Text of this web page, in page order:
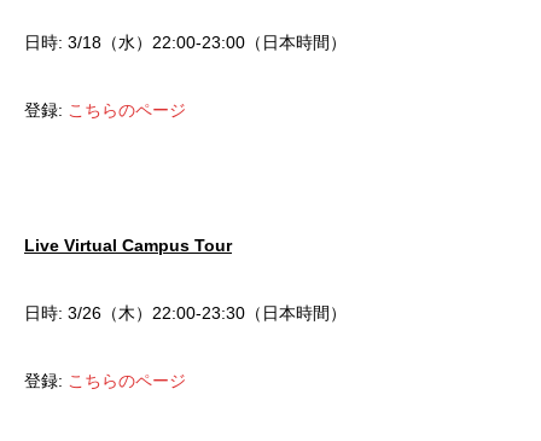
日時: 3/18（水）22:00-23:00（日本時間）
登録: こちらのページ
Live Virtual Campus Tour
日時: 3/26（木）22:00-23:30（日本時間）
登録: こちらのページ